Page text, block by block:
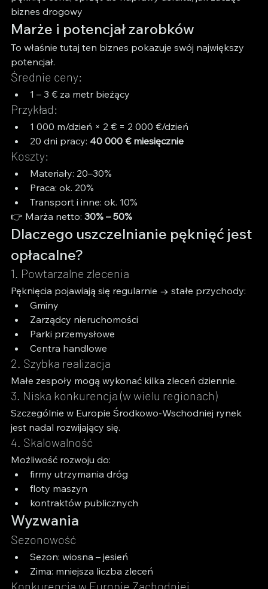
biznes drogowy
Marże i potencjał zarobków
To właśnie tutaj ten biznes pokazuje swój największy
potencjał.
Średnie ceny:
1 – 3 € za metr bieżący
Przykład:
1 000 m/dzień × 2 € = 2 000 €/dzień
20 dni pracy: 40 000 € miesięcznie
Koszty:
Materiały: 20–30%
Praca: ok. 20%
Transport i inne: ok. 10%
👉 Marża netto: 30% – 50%
Dlaczego uszczelnianie pęknięć jest
opłacalne?
1. Powtarzalne zlecenia
Pęknięcia pojawiają się regularnie → stałe przychody:
Gminy
Zarządcy nieruchomości
Parki przemysłowe
Centra handlowe
2. Szybka realizacja
Małe zespoły mogą wykonać kilka zleceń dziennie.
3. Niska konkurencja (w wielu regionach)
Szczególnie w Europie Środkowo-Wschodniej rynek
jest nadal rozwijający się.
4. Skalowalność
Możliwość rozwoju do:
firmy utrzymania dróg
floty maszyn
kontraktów publicznych
Wyzwania
Sezonowość
Sezon: wiosna – jesień
Zima: mniejsza liczba zleceń
Konkurencja w Europie Zachodniej